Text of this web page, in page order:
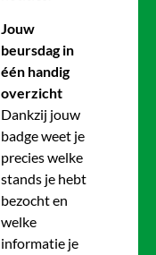
Jouw
beursdag in
één handig
overzicht
Dankzij jouw
badge weet je
precies welke
stands je hebt
bezocht en
welke
informatie je